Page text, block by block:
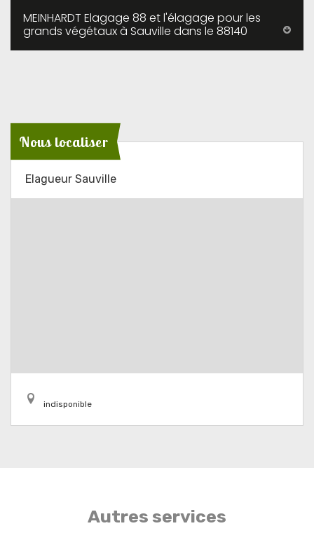
MEINHARDT Elagage 88 et l'élagage pour les
grands végétaux à Sauville dans le 88140
Nous localiser
Elagueur Sauville
indisponible
Autres services